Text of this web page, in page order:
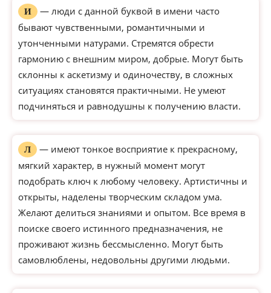
И
— люди с данной буквой в имени часто
бывают чувственными, романтичными и
утонченными натурами. Стремятся обрести
гармонию с внешним миром, добрые. Могут быть
склонны к аскетизму и одиночеству, в сложных
ситуациях становятся практичными. Не умеют
подчиняться и равнодушны к получению власти.
Л
— имеют тонкое восприятие к прекрасному,
мягкий характер, в нужный момент могут
подобрать ключ к любому человеку. Артистичны и
открыты, наделены творческим складом ума.
Желают делиться знаниями и опытом. Все время в
поиске своего истинного предназначения, не
проживают жизнь бессмысленно. Могут быть
самовлюблены, недовольны другими людьми.